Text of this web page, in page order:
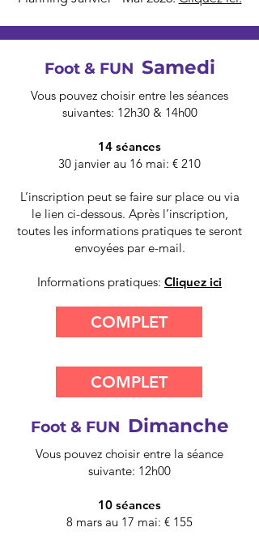
Foot & FUN Samedi
Vous pouvez choisir entre les séances
suivantes: 12h30 & 14h00
14 séances
30 janvier au 16 mai: € 210
L’inscription peut se faire sur place ou via
le lien ci-dessous. Après l’inscription,
toutes les informations pratiques te seront
envoyées par e-mail.
Informations pratiques: Cliquez ici
COMPLET
COMPLET
Foot & FUN Dimanche
Vous pouvez choisir entre la séance
suivante: 12h00
10 séances
8 mars au 17 mai: € 155